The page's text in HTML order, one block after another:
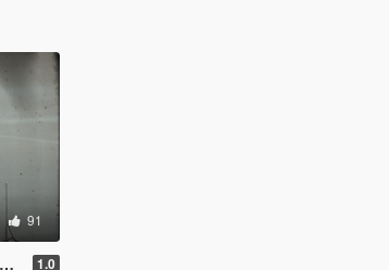
91
1.0